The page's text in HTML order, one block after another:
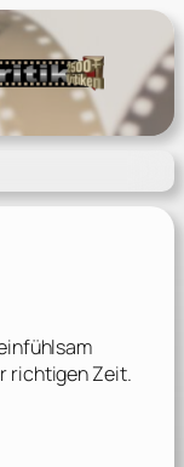
richtigen Zeit.